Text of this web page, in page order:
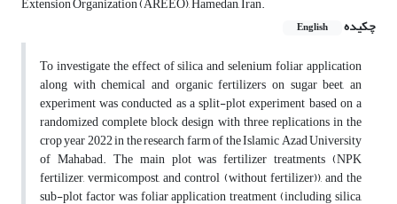
چکیده
English
To investigate the effect of silica and selenium foliar application
along with chemical and organic fertilizers on sugar beet, an
experiment was conducted as a split-plot experiment based on a
randomized complete block design with three replications in the
crop year 2022 in the research farm of the Islamic Azad University
of Mahabad. The main plot was fertilizer treatments (NPK
fertilizer, vermicompost, and control (without fertilizer)), and the
sub-plot factor was foliar application treatment (including silica,